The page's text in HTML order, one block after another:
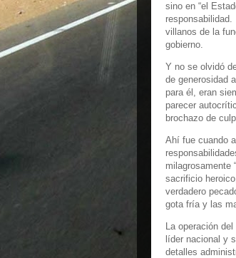
sino en “el
villanos de la
gobierno.
Y no se olvidó
de generosidad
para él, eran
parecer
brochazo de
Ahí fue cuando
milagrosamente
sacrificio
verdadero
gota fría y las
La operación
líder nacional y
detalles